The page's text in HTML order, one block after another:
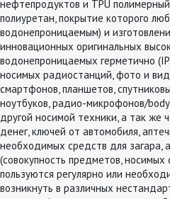
нефтепродуктов и TPU
полиуретан, покрытие которого
водонепроницаемым) и
инновационных оригинальных
водонепроницаемых герметично
носимых радиостанций, фото и
смартфонов, планшетов,
ноутбуков, радио-микрофонов/
другой носимой техники, а так же
денег, ключей от автомобиля,
необходимых средств для загара,
(совокупность предметов,
пользуются регулярно или
возникнуть в различных